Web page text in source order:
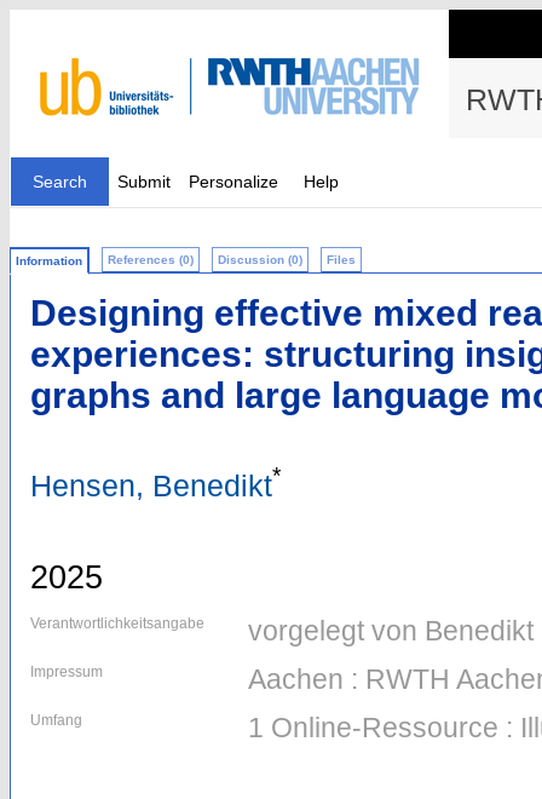
Search Submit Personalize Help
Information References (0) Discussion (0) Files
Designing effective mixed
experiences: structuring
graphs and large language
Hensen, Benedikt*
2025
Verantwortlichkeitsangabe vorgelegt von
Impressum Aachen : RWTH
Umfang 1 Online-Ressource :